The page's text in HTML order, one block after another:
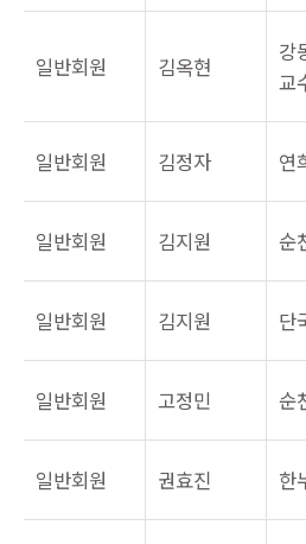
일반회원 김옥현
강
교
일반회원 김정자 연
일반회원 김지원 순
일반회원 김지원 단
일반회원 고정민 순
일반회원 권효진 한